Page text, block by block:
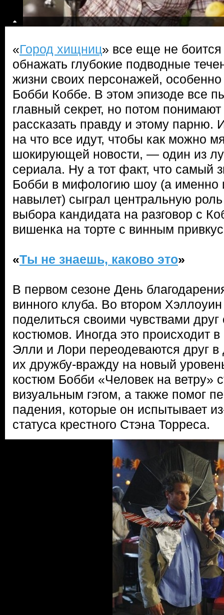
«Город хищниц» все еще не
обнажать глубокие подводные
жизни своих персонажей, особенно
Бобби Коббе. В этом эпизоде все
главный секрет, но потом
рассказать правду и этому парню.
на что все идут, чтобы как можно
шокирующей новости, — один из
сериала. Ну а тот факт, что самый
Бобби в мифологию шоу (а именно
навылет) сыграл центральную
выбора кандидата на разговор с
вишенка на торте с винным
«Ты не знаешь, каково это»
В первом сезоне День
винного клуба. Во втором
поделиться своими чувствами
костюмов. Иногда это происходит
Элли и Лори переодеваются друг в
их дружбу-вражду на новый
костюм Бобби «Человек на ветру»
визуальным гэгом, а также помог
падения, которые он испытывает
статуса крестного Стэна Торреса.